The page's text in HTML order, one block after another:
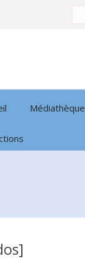
Médiathèque